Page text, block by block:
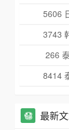
5606
3743
266
8414
最新